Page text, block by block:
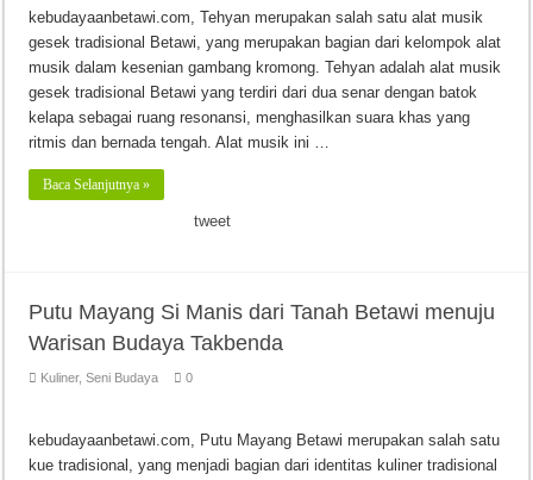
kebudayaanbetawi.com, Tehyan merupakan salah satu alat musik
gesek tradisional Betawi, yang merupakan bagian dari kelompok alat
musik dalam kesenian gambang kromong. Tehyan adalah alat musik
gesek tradisional Betawi yang terdiri dari dua senar dengan batok
kelapa sebagai ruang resonansi, menghasilkan suara khas yang
ritmis dan bernada tengah. Alat musik ini …
Baca Selanjutnya »
tweet
Putu Mayang Si Manis dari Tanah Betawi menuju
Warisan Budaya Takbenda
Kuliner,Seni Budaya 0
kebudayaanbetawi.com, Putu Mayang Betawi merupakan salah satu
kue tradisional, yang menjadi bagian dari identitas kuliner tradisional